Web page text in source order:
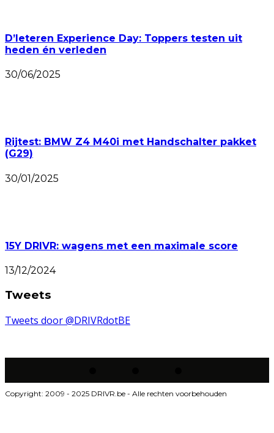
D’Ieteren Experience Day: Toppers testen uit
heden én verleden
30/06/2025
Rijtest: BMW Z4 M40i met Handschalter pakket
(G29)
30/01/2025
15Y DRIVR: wagens met een maximale score
13/12/2024
Tweets
Tweets door @DRIVRdotBE
Copyright: 2009 - 2025 DRIVR.be - Alle rechten voorbehouden